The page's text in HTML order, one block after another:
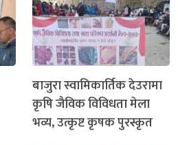
बाजुरा स्वामिकार्तिक देउरामा
कृषि जैविक विविधता मेला
भव्य, उत्कृष्ट कृषक पुरस्कृत